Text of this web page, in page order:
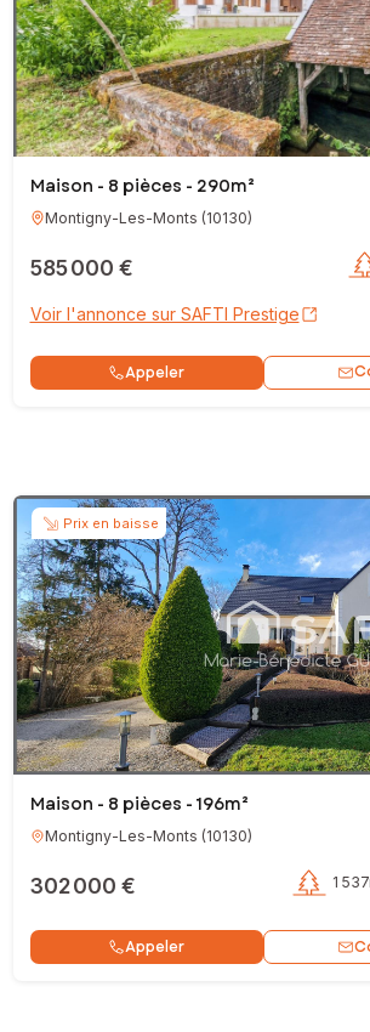
Maison - 8 pièces - 290m²
Montigny-Les-Monts (10130)
585 000 €
Voir l'annonce sur SAFTI Prestige
Appeler
Prix en baisse
Maison - 8 pièces - 196m²
Montigny-Les-Monts (10130)
302 000 € 1
Appeler